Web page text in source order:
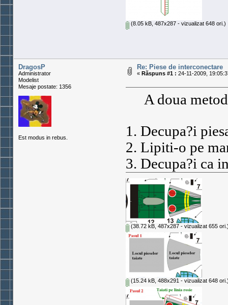
(8.05 kB, 487x287 - vizualizat 648 ori.)
DragosP
Administrator
Modelist
Mesaje postate: 1356
Est modus in rebus.
Re: Piese de interconectare
« Răspuns #1 : 24-11-2009,
A doua
1. Decupa?i
2. Lipiti-o pe
3. Decupa?i ca
(38.72 kB, 487x287 - vizualizat 655
(15.24 kB, 488x291 - vizualizat 648